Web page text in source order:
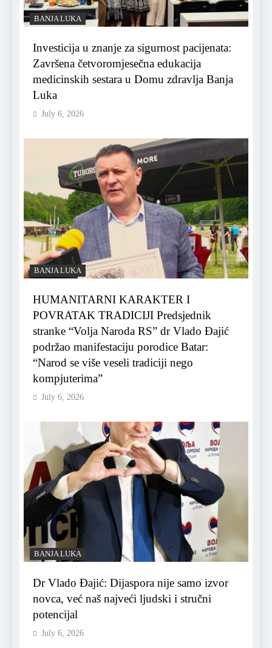
BANJA LUKA
Investicija u znanje za sigurnost pacijenata:
Završena četvoromjesečna edukacija
medicinskih sestara u Domu zdravlja Banja
Luka
July 6, 2026
BANJA LUKA
HUMANITARNI KARAKTER I
POVRATAK TRADICIJI Predsjednik
stranke “Volja Naroda RS” dr Vlado Đajić
podržao manifestaciju porodice Batar:
“Narod se više veseli tradiciji nego
kompjuterima”
July 6, 2026
BANJA LUKA
Dr Vlado Đajić: Dijaspora nije samo izvor
novca, već naš najveći ljudski i stručni
potencijal
July 6, 2026